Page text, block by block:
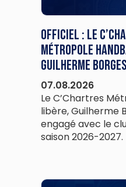
Officiel : Le
Métropole
Guilherme Borges
07.08.2026
Le C’Chartres
libère, Guilherme
engagé avec le
saison 2026-2027.